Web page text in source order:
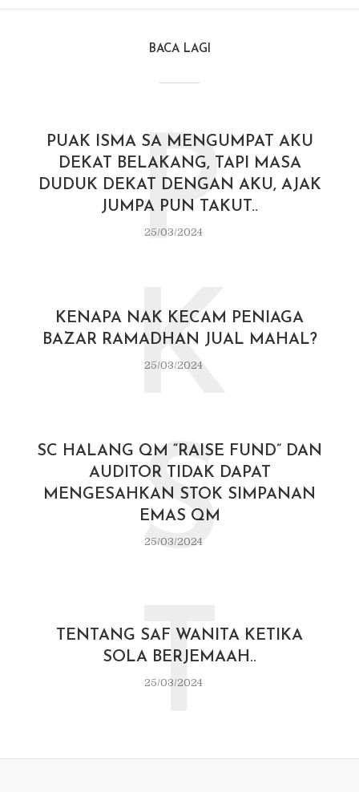
BACA LAGI
PUAK ISMA SA MENGUMPAT AKU
DEKAT BELAKANG, TAPI MASA
DUDUK DEKAT DENGAN AKU, AJAK
JUMPA PUN TAKUT..
25/03/2024
P
KENAPA NAK KECAM PENIAGA
BAZAR RAMADHAN JUAL MAHAL?
25/03/2024
K
SC HALANG QM “RAISE FUND” DAN
AUDITOR TIDAK DAPAT
MENGESAHKAN STOK SIMPANAN
EMAS QM
25/03/2024
S
TENTANG SAF WANITA KETIKA
SOLA BERJEMAAH..
25/03/2024
T